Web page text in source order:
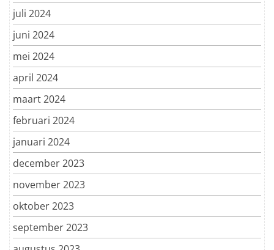
juli 2024
juni 2024
mei 2024
april 2024
maart 2024
februari 2024
januari 2024
december 2023
november 2023
oktober 2023
september 2023